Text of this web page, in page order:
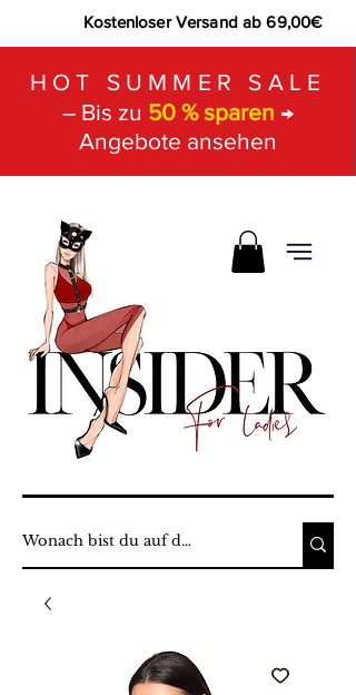
Kostenloser Versand ab 69,00€
HOT SUMMER SALE
– Bis zu 50 % sparen →
Angebote ansehen